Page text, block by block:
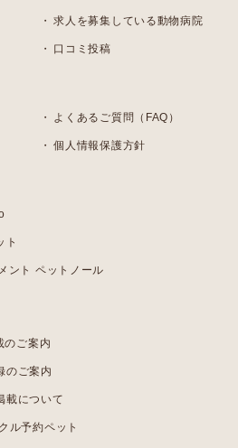
求人を募集している動物病院
口コミ投稿
よくあるご質問（FAQ）
個人情報保護方針
ト
ント ペットノール
のご案内
のご案内
載について
ル予約ペット